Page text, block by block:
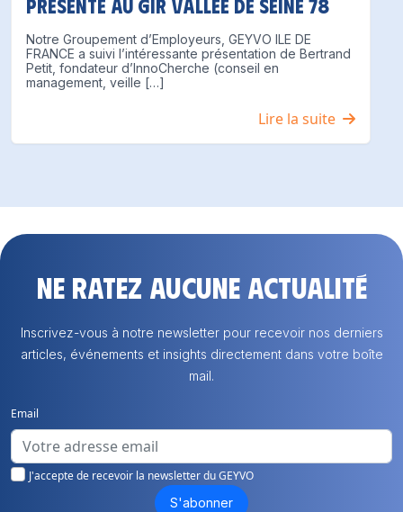
présente au GIR VALLEE DE SEINE 78
Notre Groupement d’Employeurs, GEYVO ILE DE
FRANCE a suivi l’intéressante présentation de Bertrand
Petit, fondateur d’InnoCherche (conseil en
management, veille […]
Lire la suite
Ne ratez aucune actualité
Inscrivez-vous à notre newsletter pour recevoir nos derniers
articles, événements et insights directement dans votre boîte
mail.
Email
J'accepte de recevoir la newsletter du GEYVO
S'abonner